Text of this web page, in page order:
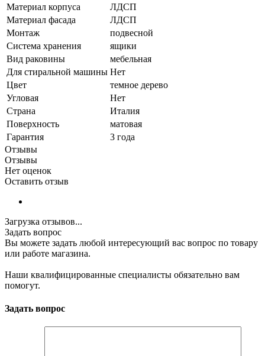
Материал корпуса
ЛДСП
Материал фасада
ЛДСП
Монтаж
подвесной
Система хранения
ящики
Вид раковины
мебельная
Для стиральной машины Нет
Цвет
темное дерево
Угловая
Нет
Страна
Италия
Поверхность
матовая
Гарантия
3 года
Отзывы
Отзывы
Нет оценок
Оставить отзыв
Загрузка отзывов...
Задать вопрос
Вы можете задать любой интересующий вас вопрос по товару
или работе магазина.
Наши квалифицированные специалисты обязательно вам
помогут.
Задать вопрос